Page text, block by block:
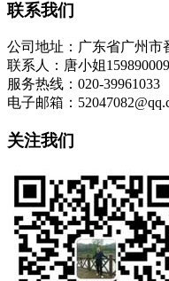
联系我们
公司地址：广东省广州市
联系人：唐小姐
服务热线：020-39961033
电子邮箱：
关注我们